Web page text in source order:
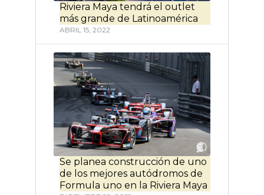
Riviera Maya tendrá el outlet
más grande de Latinoamérica
ABRIL 15, 2022
Se planea construcción de uno
de los mejores autódromos de
Formula uno en la Riviera Maya